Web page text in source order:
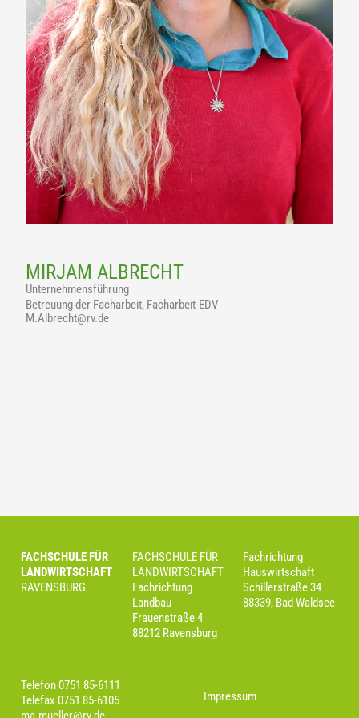
MIRJAM ALBRECHT
Unternehmensführung
Betreuung der Facharbeit, Facharbeit-EDV
M.Albrecht@rv.de
FACHSCHULE FÜR
LANDWIRTSCHAFT
RAVENSBURG
FACHSCHULE FÜR
LANDWIRTSCHAFT
Fachrichtung
Landbau
Frauenstraße 4
88212 Ravensburg
Fachrichtung
Hauswirtschaft
Schillerstraße 34
88339, Bad Waldsee
Telefon 0751 85-6111
Telefax 0751 85-6105
Impressum